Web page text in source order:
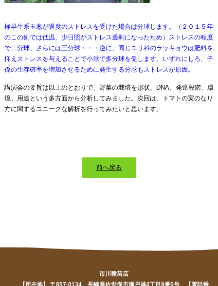
極早生系玉葱が過度のストレスを受けた場合は分球します。（２０１５年
のこの例では低温、少日照がストレス過剰になったため）ストレスの程度
で二分球、さらには三分球・・・逆に、同じユリ科のラッキョウは肥料を
抑えストレスを与えることで小球で多分球を促します。いずれにしろ、子
孫の生存確率を増加させるために発生する分球もストレスが原因。
講演会の要旨は以上のとおりで、野菜の栽培を形状、DNA、発達段階、環
境、用途という多方面から分析してみました。次回は、トマトの実のなり
方に関するユニークな解析を行ってみたいと思います。
前へ戻る
市川種苗店
【所在地】 〒857-0134 長崎県佐世保市瀬戸越4丁目8番5号 【電話番